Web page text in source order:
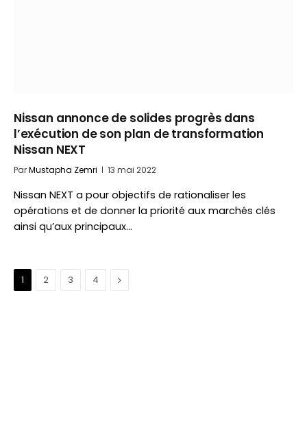
Nissan annonce de solides progrès dans
l’exécution de son plan de transformation
Nissan NEXT
ParMustapha Zemri 13 mai 2022
Nissan NEXT a pour objectifs de rationaliser les
opérations et de donner la priorité aux marchés clés
ainsi qu’aux principaux…
1 2 3 4 Suivant